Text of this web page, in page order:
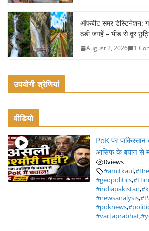
ऑफबीट समर डेस्टिनेशन:
ठंडी जगहें – भीड़ से दूर
August 2, 2026 1
उपयोगी श्रेणियां
वीडियो
PoK पर
आसिफ के बयान से
0views
#amitkaul,
#geopolitics,
#indiapakistan,
#newsanalysis,
#poknews,
#vartaprabhat,